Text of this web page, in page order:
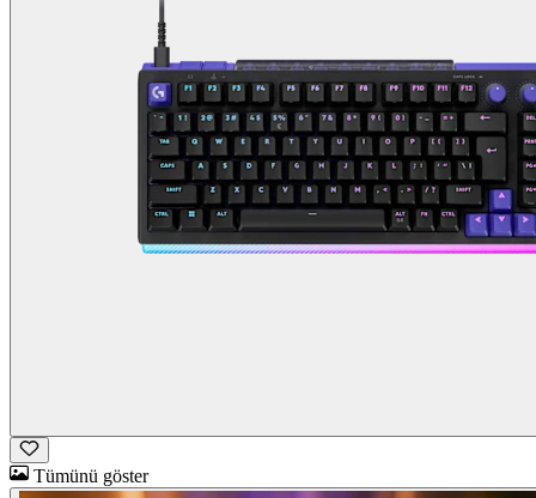
Tümünü göster